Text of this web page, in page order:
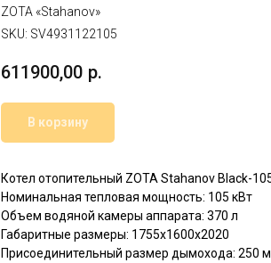
ZOTA «Stahanov»
SKU: SV4931122105
611900,00 р.
В корзину
Котел отопительный ZOTA Stahanov Black-
Номинальная тепловая мощность: 105 кВт
Объем водяной камеры аппарата: 370 л
Габаритные размеры: 1755х1600х2020
Присоединительный размер дымохода: 250